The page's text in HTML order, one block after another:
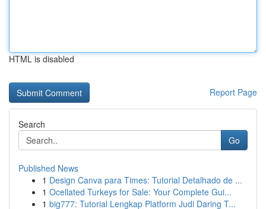
HTML is disabled
Report Page
Search
Go
Published News
1 Design Canva para Times: Tutorial Detalhado de ...
1 Ocellated Turkeys for Sale: Your Complete Gui...
1 big777: Tutorial Lengkap Platform Judi Daring T...